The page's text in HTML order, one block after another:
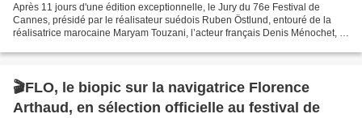
Après 11 jours d'une édition exceptionnelle, le Jury du 76e Festival de
Cannes, présidé par le réalisateur suédois Ruben Östlund, entouré de la
réalisatrice marocaine Maryam Touzani, l’acteur français Denis Ménochet, la
🎬FLO, le biopic sur la navigatrice Florence
Arthaud, en sélection officielle au festival de